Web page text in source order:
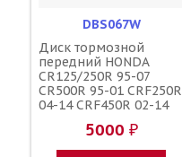
DBS067W
Диск тормозной
передний HONDA
CR125/250R 95-07
CR500R 95-01 CRF250R
04-14 CRF450R 02-14
CRF450X 05-17 320мм /
ARASHI
5000 ₽